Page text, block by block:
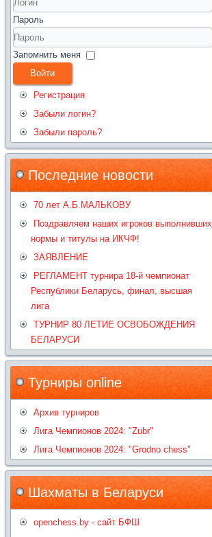
Пароль
Запомнить меня
Войти
Регистрация
Забыли логин?
Забыли пароль?
Последние новости
70 лет А.Б.МАЛЬКОВУ
Поздравляем наших игроков выполнивших
нормы и титулы на ИКЧФ!
ЗАЯВЛЕНИЕ
РЕГЛАМЕНТ турнира 18-й чемпионат
Республики Беларусь, финал, высшая
лига
ТУРНИР 80 ЛЕТИЕ ОСВОБОЖДЕНИЯ
БЕЛАРУСИ
Турниры online
Архив турниров
Лига Чемпионов 2024: "Zubr"
Лига Чемпионов 2024: "Grodno chess"
Шахматы в Беларуси
openchess.by - сайт БФШ